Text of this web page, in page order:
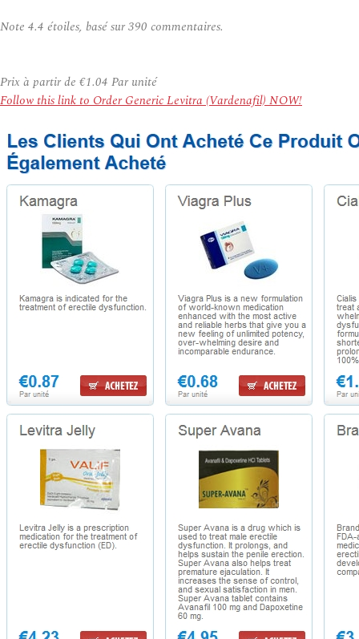
Note 4.4 étoiles, basé sur390 commentaires.
Prix à partir de €1.04 Par unité
Follow this link to Order Generic Levitra (Vardenafil) NOW!